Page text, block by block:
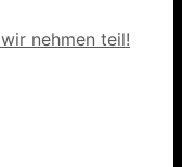
nehmen teil!